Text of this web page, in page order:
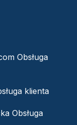
Obsługa
klienta
Obsługa